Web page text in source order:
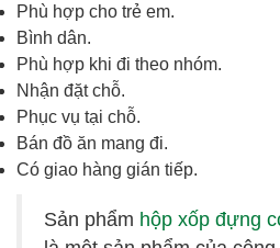
Phù hợp cho trẻ em.
Bình dân.
Phù hợp khi đi theo nhóm.
Nhận đặt chỗ.
Phục vụ tại chỗ.
Bán đồ ăn mang đi.
Có giao hàng gián tiếp.
Sản phẩm hộp xốp đựng